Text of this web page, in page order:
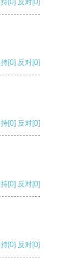
[0] 反对 [0]
[0] 反对[0]
[0] 反对[0]
[0] 反对[0]
[0] 反对[0]